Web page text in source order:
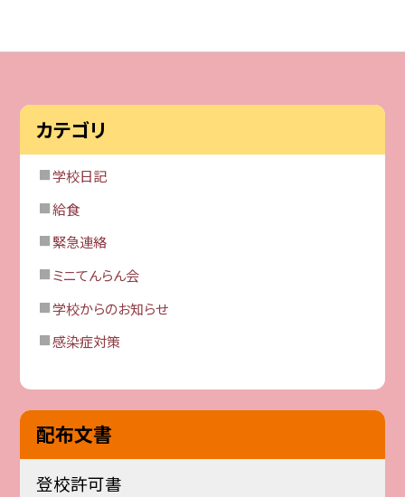
カテゴリ
学校日記
給食
緊急連絡
ミニてんらん会
学校からのお知らせ
感染症対策
配布文書
登校許可書